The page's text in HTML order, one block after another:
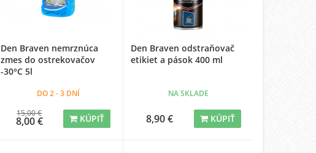
Den Braven nemrznúca
zmes do ostrekovačov
-30°C 5l
DO 2 - 3 DNÍ
15,00 €
8,00 € KÚPIŤ
Den Braven odstraňovač
etikiet a pások 400 ml
NA SKLADE
8,90 € KÚPIŤ